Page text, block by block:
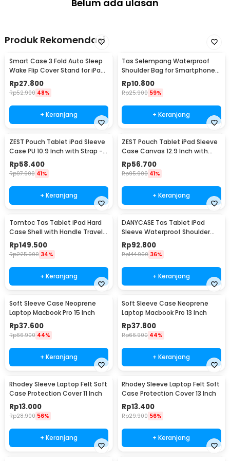
Belum ada ulasan
Produk Rekomendasi
Smart Case 3 Fold Auto Sleep
Wake Flip Cover Stand for iPad
Mini 1/2/3 iPad Mini - A-02
Rp27.800
Rp52.900 48%
+ Keranjang
Tas Selempang Waterproof
Shoulder Bag for Smartphone 7
Inch - YF220
Rp10.800
Rp25.900 59%
+ Keranjang
ZEST Pouch Tablet iPad Sleeve
Case PU 10.9 Inch with Strap -
BM109
Rp58.400
Rp97.900 41%
+ Keranjang
ZEST Pouch Tablet iPad Sleeve
Case Canvas 12.9 Inch with
Handle - BM129
Rp56.700
Rp95.900 41%
+ Keranjang
Tomtoc Tas Tablet iPad Hard
Case Shell with Handle Travel
13 Inch - BM130
Rp149.500
Rp225.900 34%
+ Keranjang
DANYCASE Tas Tablet iPad
Sleeve Waterproof Shoulder
Strap 13 Inch - BM140
Rp92.800
Rp144.900 36%
+ Keranjang
Soft Sleeve Case Neoprene
Laptop Macbook Pro 15 Inch
Rp37.600
Rp66.900 44%
+ Keranjang
Soft Sleeve Case Neoprene
Laptop Macbook Pro 13 Inch
Rp37.800
Rp66.900 44%
+ Keranjang
Rhodey Sleeve Laptop Felt Soft
Case Protection Cover 11 Inch
Rp13.000
Rp28.900 56%
+ Keranjang
Rhodey Sleeve Laptop Felt Soft
Case Protection Cover 13 Inch
Rp13.400
Rp29.900 56%
+ Keranjang